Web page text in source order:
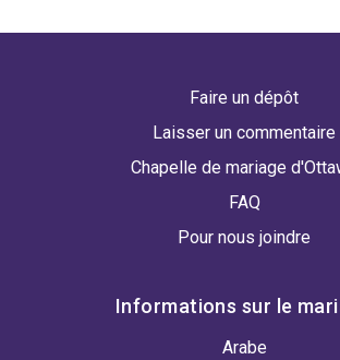
Faire un dépôt
Laisser un commentaire
Chapelle de mariage
FAQ
Pour nous joindre
Informations sur le
Arabe